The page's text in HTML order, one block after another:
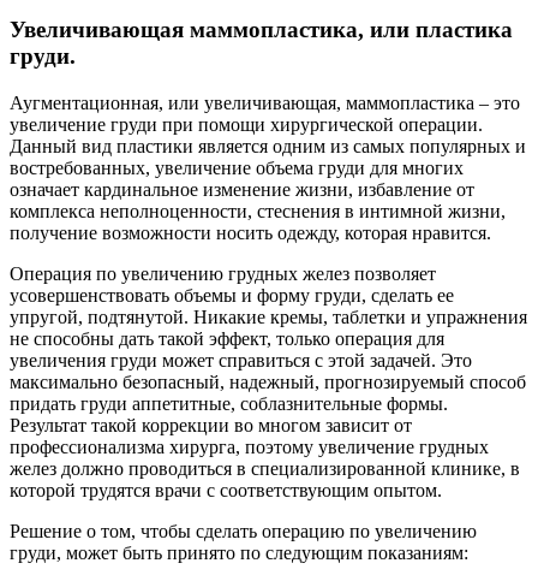
Увеличивающая маммопластика, или пластика
груди.
Аугментационная, или увеличивающая, маммопластика – это
увеличение груди при помощи хирургической операции.
Данный вид пластики является одним из самых популярных и
востребованных, увеличение объема груди для многих
означает кардинальное изменение жизни, избавление от
комплекса неполноценности, стеснения в интимной жизни,
получение возможности носить одежду, которая нравится.
Операция по увеличению грудных желез позволяет
усовершенствовать объемы и форму груди, сделать ее
упругой, подтянутой. Никакие кремы, таблетки и упражнения
не способны дать такой эффект, только операция для
увеличения груди может справиться с этой задачей. Это
максимально безопасный, надежный, прогнозируемый способ
придать груди аппетитные, соблазнительные формы.
Результат такой коррекции во многом зависит от
профессионализма хирурга, поэтому увеличение грудных
желез должно проводиться в специализированной клинике, в
которой трудятся врачи с соответствующим опытом.
Решение о том, чтобы сделать операцию по увеличению
груди, может быть принято по следующим показаниям: